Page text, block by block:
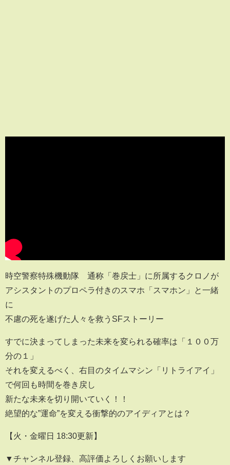
時空警察特殊機動隊 通称「巻戻士」に所属するクロノが
アシスタントのプロペラ付きのスマホ「スマホン」と一緒
に
不慮の死を遂げた人々を救うSFストーリー
すでに決まってしまった未来を変られる確率は「１００万
分の１」
それを変えるべく、右目のタイムマシン「リトライアイ」
で何回も時間を巻き戻し
新たな未来を切り開いていく！！
絶望的な”運命”を変える衝撃的のアイディアとは？
【火・金曜日 18:30更新】
▼チャンネル登録、高評価よろしくお願いします